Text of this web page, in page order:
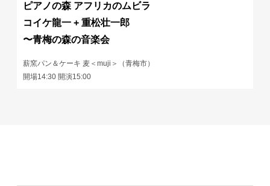
ピアノの森 アフリカのムビラ
コイケ龍一 + 重松壮一郎
〜青梅の森の音楽会
薪窯パン＆ケーキ 麦＜muji＞（青梅市）
開場14:30 開演15:00